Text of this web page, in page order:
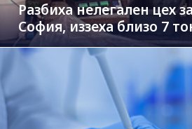
Разбиха нелегален цех
София, иззеха близо 7